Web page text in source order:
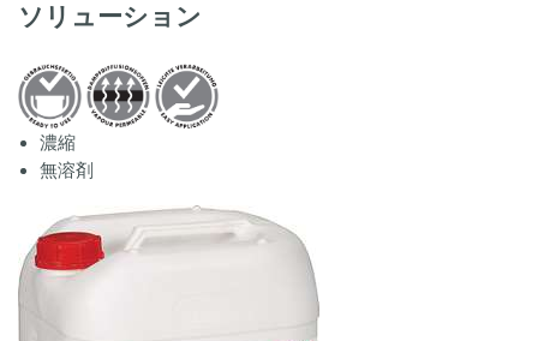
ソリューション
濃縮
無溶剤